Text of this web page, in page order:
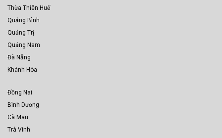
Thừa Thiên Huế
Quảng Bình
Quảng Trị
Quảng Nam
Đà Nẵng
Khánh Hòa
Đồng Nai
Bình Dương
Cà Mau
Trà Vinh